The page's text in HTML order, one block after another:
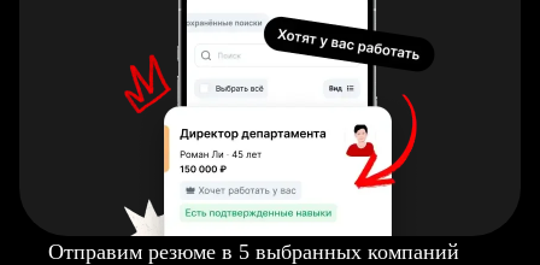
Отправим резюме в 5 выбранных компаний